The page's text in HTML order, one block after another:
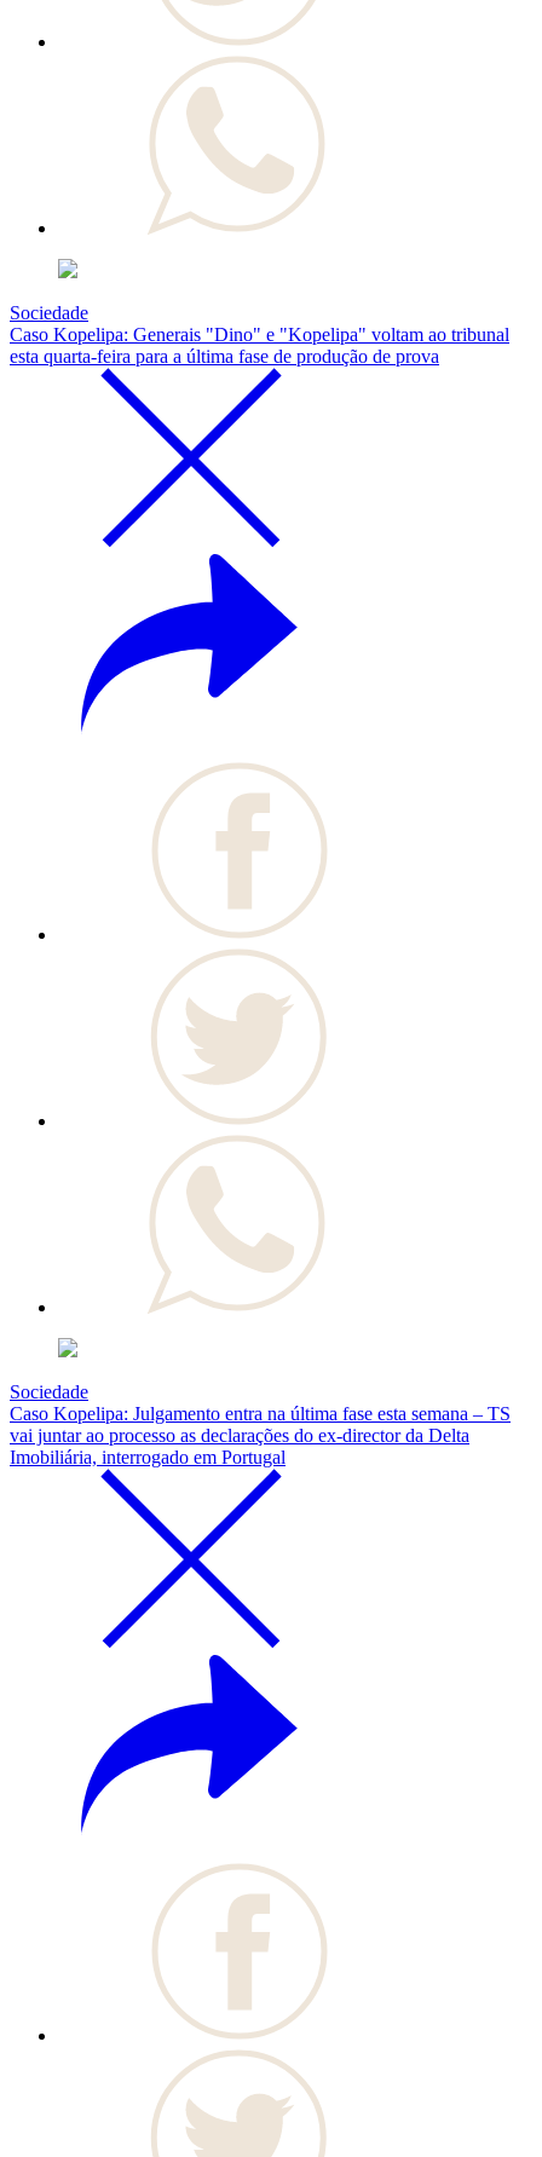
Sociedade
Caso Kopelipa: Generais "Dino" e "Kopelipa" voltam ao tribunal
esta quarta-feira para a última fase de produção de prova
Sociedade
Caso Kopelipa: Julgamento entra na última fase esta semana – TS
vai juntar ao processo as declarações do ex-director da Delta
Imobiliária, interrogado em Portugal